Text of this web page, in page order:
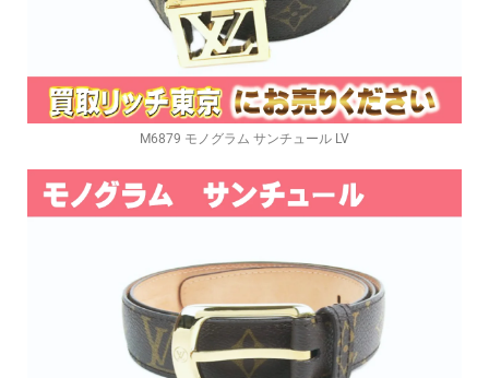
M6879 モノグラム サンチュール LV